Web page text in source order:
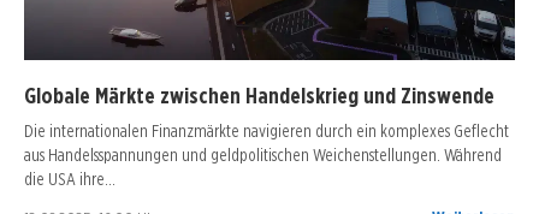
Globale Märkte zwischen Handelskrieg und Zinswende
Die internationalen Finanzmärkte navigieren durch ein komplexes Geflecht
aus Handelsspannungen und geldpolitischen Weichenstellungen. Während
die USA ihre…